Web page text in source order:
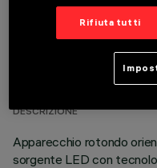
DATI TECNICI
ULTIMO AGGIORNAMENTO:
DESCRIZIONE
Apparecchio rotondo
sorgente LED con
Rifiuta tutti